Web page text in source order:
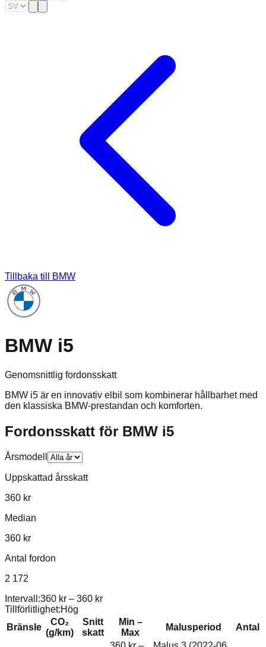
Tillbaka till BMW
BMW i5
Genomsnittlig fordonsskatt
BMW i5 är en innovativ elbil som kombinerar hållbarhet med
den klassiska BMW-prestandan och komforten.
Fordonsskatt för BMW i5
Årsmodell
Uppskattad årsskatt
360 kr
Median
360 kr
Antal fordon
2 172
Intervall:360 kr – 360 kr
Tillförlitlighet:Hög
Bränsle
CO₂
(g/km)
Snitt
skatt
Min –
Max
Malusperiod Antal